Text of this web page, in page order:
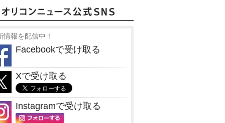
情報を配信中！
Facebookで受け取る
Xで受け取る
Instagramで受け取る